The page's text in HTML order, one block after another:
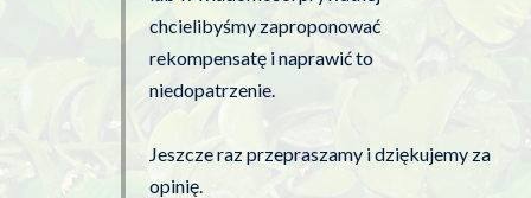
chcielibyśmy zaproponować
rekompensatę i naprawić to
niedopatrzenie.
Jeszcze raz przepraszamy i dziękujemy za
opinię.